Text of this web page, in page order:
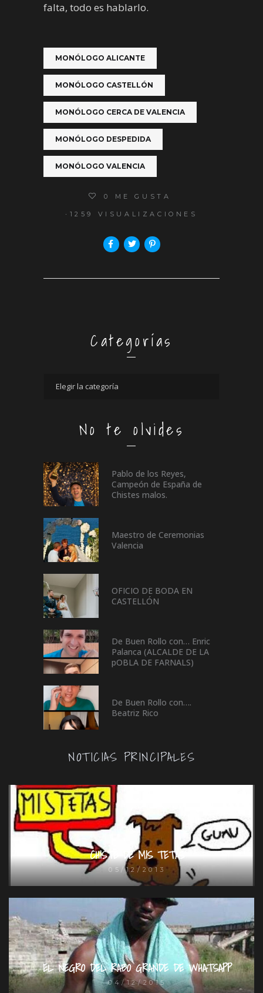
falta, todo es hablarlo.
MONÓLOGO ALICANTE
MONÓLOGO CASTELLÓN
MONÓLOGO CERCA DE VALENCIA
MONÓLOGO DESPEDIDA
MONÓLOGO VALENCIA
0 ME GUSTA
1259 VISUALIZACIONES
Categorías
No te olvides
Pablo de los Reyes,
Campeón de España de
Chistes malos.
Maestro de Ceremonias
Valencia
OFICIO DE BODA EN
CASTELLÓN
De Buen Rollo con… Enric
Palanca (ALCALDE DE LA
pOBLA DE FARNALS)
De Buen Rollo con….
Beatriz Rico
NOTICIAS PRINCIPALES
CHISTE DE MIS TETAS
05/12/2013
EL NEGRO DEL RABO GRANDE DE WHATSAPP
04/12/2015